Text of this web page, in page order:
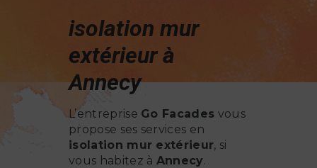
isolation mur
extérieur à
Annecy
L’entreprise Go Facades vous
propose ses services en
isolation mur extérieur, si
vous habitez à Annecy.